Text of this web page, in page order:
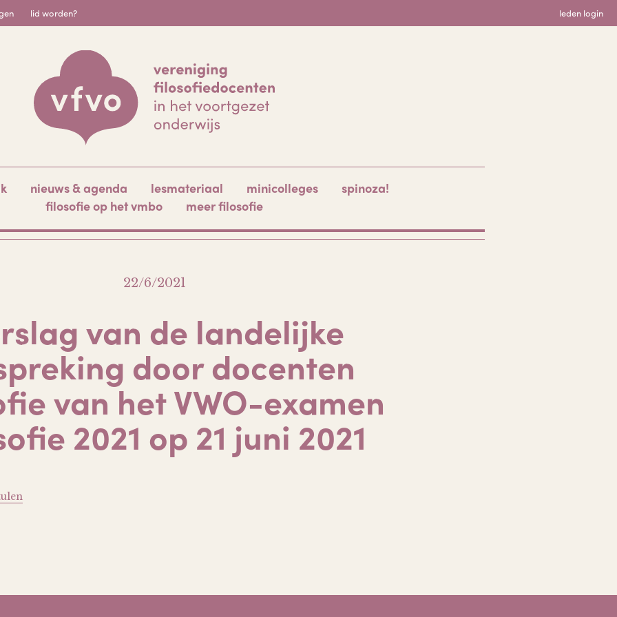
lid worden? leden login
nieuws & agenda lesmateriaal minicolleges
spinoza!
filosofie op het vmbo
meer filosofie
22/6/2021
van de landelijke
door docenten
van het VWO-examen
2021 op 21 juni 2021